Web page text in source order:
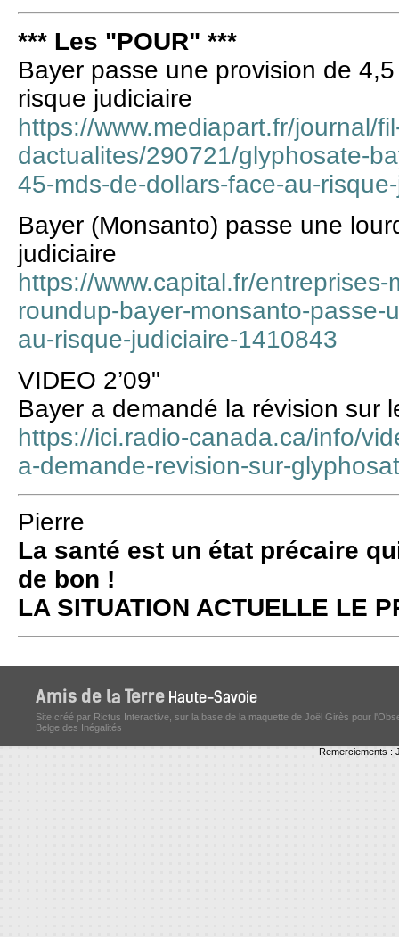
*** Les "POUR" ***
Bayer passe une provision de
risque judiciaire
https://www.mediapart.fr/journal/
dactualites/290721/glyphosate-
45-mds-de-dollars-face-au-
Bayer (Monsanto) passe une
judiciaire
https://www.capital.fr/
roundup-bayer-monsanto-passe-
au-risque-judiciaire-1410843
VIDEO 2’09"
Bayer a demandé la révision sur
https://ici.radio-canada.ca/info/
a-demande-revision-sur-
Pierre
La santé est un état précaire
de bon !
LA SITUATION ACTUELLE LE
Site créé par Rictus Interactive, sur la base de la maquette de Joël Girès pour
Belge des Inégalités
Remerciements :